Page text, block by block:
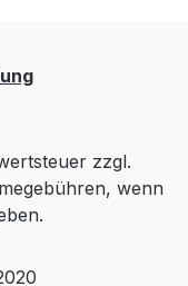
zzgl.
wenn